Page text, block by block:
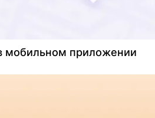
мобильном приложении